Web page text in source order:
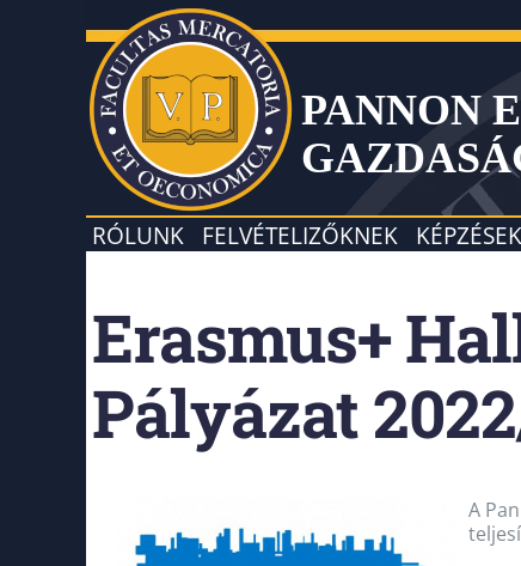
PANNON
RÓLUNK FELVÉTELIZŐKNEK KÉPZÉSEK
Erasmus+
Pályázat
A